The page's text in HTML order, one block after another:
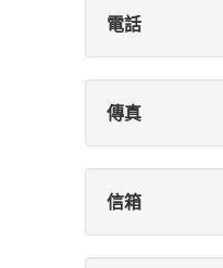
電話
傳真
信箱